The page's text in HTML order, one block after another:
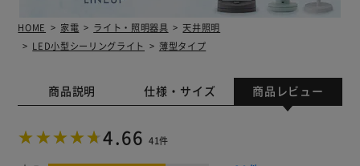
HOME 家電 ライト・照明器具
天井照明
LED小型シーリングライト
薄型タイプ
商品説明 仕様・サイズ 商品レビュー
4.66 41件